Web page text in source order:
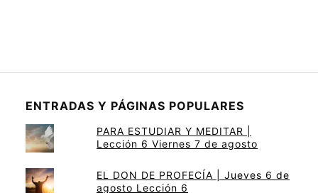
ENTRADAS Y PÁGINAS POPULARES
PARA ESTUDIAR Y MEDITAR |
Lección 6 Viernes 7 de agosto
EL DON DE PROFECÍA | Jueves 6 de
agosto Lección 6